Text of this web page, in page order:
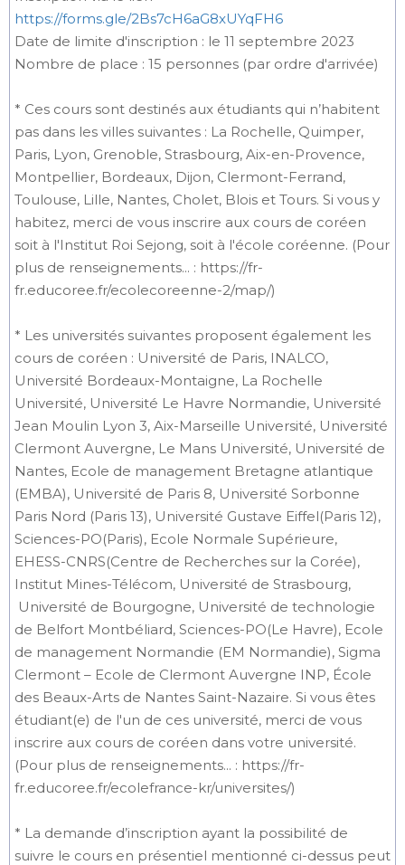
https://forms.gle/2Bs7cH6aG8xUYqFH6
Date de limite d'inscription : le 11 septembre 2023
Nombre de place : 15 personnes (par ordre d'arrivée)
* Ces cours sont destinés aux étudiants qui n’habitent
pas dans les villes suivantes : La Rochelle, Quimper,
Paris, Lyon, Grenoble, Strasbourg, Aix-en-Provence,
Montpellier, Bordeaux, Dijon, Clermont-Ferrand,
Toulouse, Lille, Nantes, Cholet, Blois et Tours. Si vous y
habitez, merci de vous inscrire aux cours de coréen
soit à l'Institut Roi Sejong, soit à l'école coréenne. (Pour
plus de renseignements... : https://fr-
fr.educoree.fr/ecolecoreenne-2/map/)
* Les universités suivantes proposent également les
cours de coréen : Université de Paris, INALCO,
Université Bordeaux-Montaigne, La Rochelle
Université, Université Le Havre Normandie, Université
Jean Moulin Lyon 3, Aix-Marseille Université, Université
Clermont Auvergne, Le Mans Université, Université de
Nantes, Ecole de management Bretagne atlantique
(EMBA), Université de Paris 8, Université Sorbonne
Paris Nord (Paris 13), Université Gustave Eiffel(Paris 12),
Sciences-PO(Paris), Ecole Normale Supérieure,
EHESS-CNRS(Centre de Recherches sur la Corée),
Institut Mines-Télécom, Université de Strasbourg,
Université de Bourgogne, Université de technologie
de Belfort Montbéliard, Sciences-PO(Le Havre), Ecole
de management Normandie (EM Normandie), Sigma
Clermont – Ecole de Clermont Auvergne INP, École
des Beaux-Arts de Nantes Saint-Nazaire. Si vous êtes
étudiant(e) de l'un de ces université, merci de vous
inscrire aux cours de coréen dans votre université.
(Pour plus de renseignements... : https://fr-
fr.educoree.fr/ecolefrance-kr/universites/)
* La demande d’inscription ayant la possibilité de
suivre le cours en présentiel mentionné ci-dessus peut